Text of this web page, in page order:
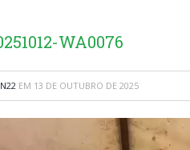
WA0076
EM 13 DE OUTUBRO DE 2025